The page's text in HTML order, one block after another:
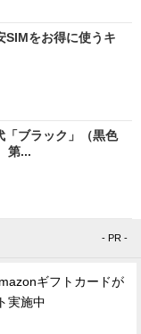
SIMをお得に使うキ
「ブラック」（黒色
第...
- PR -
ギフトカードが
実施中